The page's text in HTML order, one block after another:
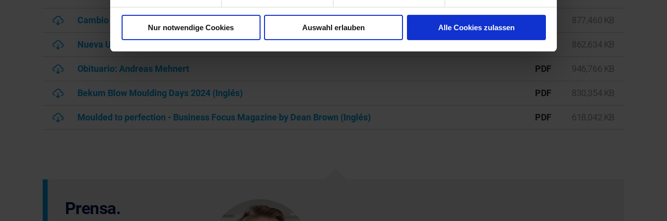
Nur notwendige Cookies Auswahl erlauben Alle Cookies zulassen
Cambio en la Diréccion de Bekum 10/2024 877,460 KB
Nueva Ubicacion En Siegburg 07/2024 862,634 KB
Obituario: Andreas Mehnert PDF 946,766 KB
Bekum Blow Moulding Days 2024 (Inglés) PDF 830,354 KB
Moulded to perfection - Business Focus Magazine by Dean Brown (Inglés) PDF 618,042 KB
Prensa.